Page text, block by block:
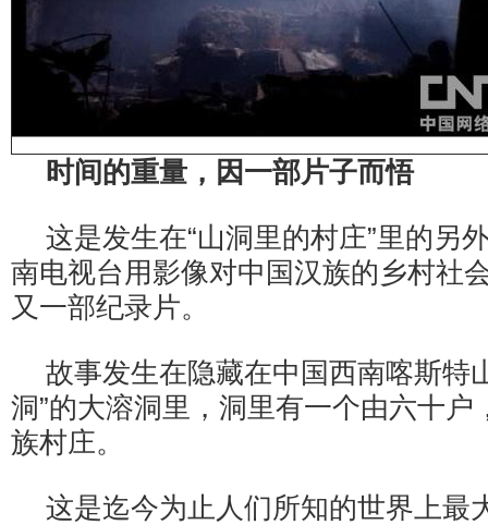
时间的重量，因一部片子而悟
这是发生在“山洞里的村庄”里的另
南电视台用影像对中国汉族的乡村社
又一部纪录片。
故事发生在隐藏在中国西南喀斯特
洞”的大溶洞里，洞里有一个由六十户
族村庄。
这是迄今为止人们所知的世界上最